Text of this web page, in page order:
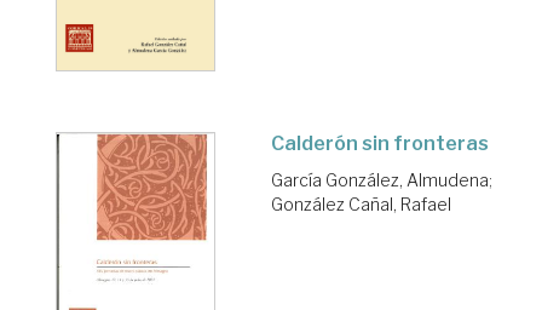
Calderón sin fronteras
García González, Almudena;
González Cañal, Rafael